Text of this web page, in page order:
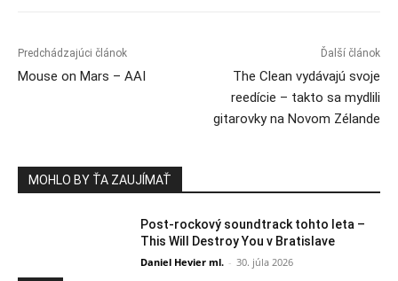
Predchádzajúci článok
Mouse on Mars – AAI
Ďalší článok
The Clean vydávajú svoje
reedície – takto sa mydlili
gitarovky na Novom Zélande
MOHLO BY ŤA ZAUJÍMAŤ
Post-rockový soundtrack tohto leta –
This Will Destroy You v Bratislave
Daniel Hevier ml. - 30. júla 2026